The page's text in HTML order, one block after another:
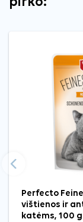
Perfecto
vištienos ir
katėms, 100 g
Ankstesnis